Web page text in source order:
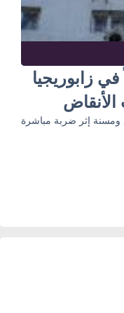
زابوريجيا
ومسنة إثر ضربة مباشرة